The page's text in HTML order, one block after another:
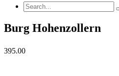
Burg Hohenzollern
395.00